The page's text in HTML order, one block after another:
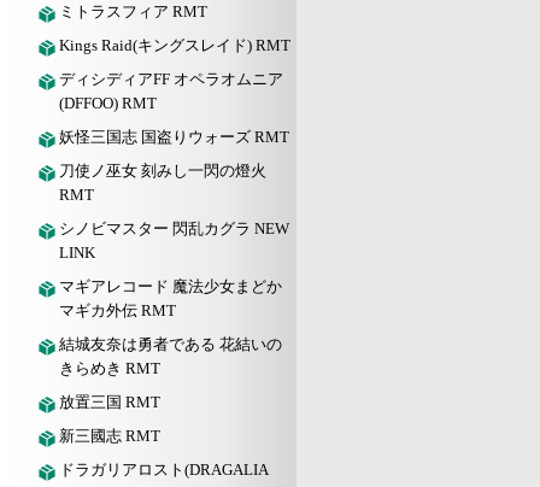
ミトラスフィア RMT
Kings Raid(キングスレイド) RMT
ディシディアFF オペラオムニア
(DFFOO) RMT
妖怪三国志 国盗りウォーズ RMT
刀使ノ巫女 刻みし一閃の燈火
RMT
シノビマスター 閃乱カグラ NEW
LINK
マギアレコード 魔法少女まどか
マギカ外伝 RMT
結城友奈は勇者である 花結いの
きらめき RMT
放置三国 RMT
新三國志 RMT
ドラガリアロスト(DRAGALIA